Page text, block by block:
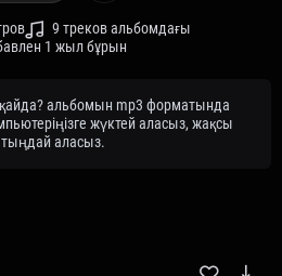
9 треков альбомдағы
1 жыл бұрын
қайда? альбомын mp3 форматында
жүктей аласыз, жақсы
тыңдай аласыз.